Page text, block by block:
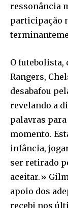
ressonância
participação
O futebolista,
Rangers,
desabafou
revelando a
palavras
momento.
infância,
ser retirado
aceitar.»
apoio dos
recebi nos